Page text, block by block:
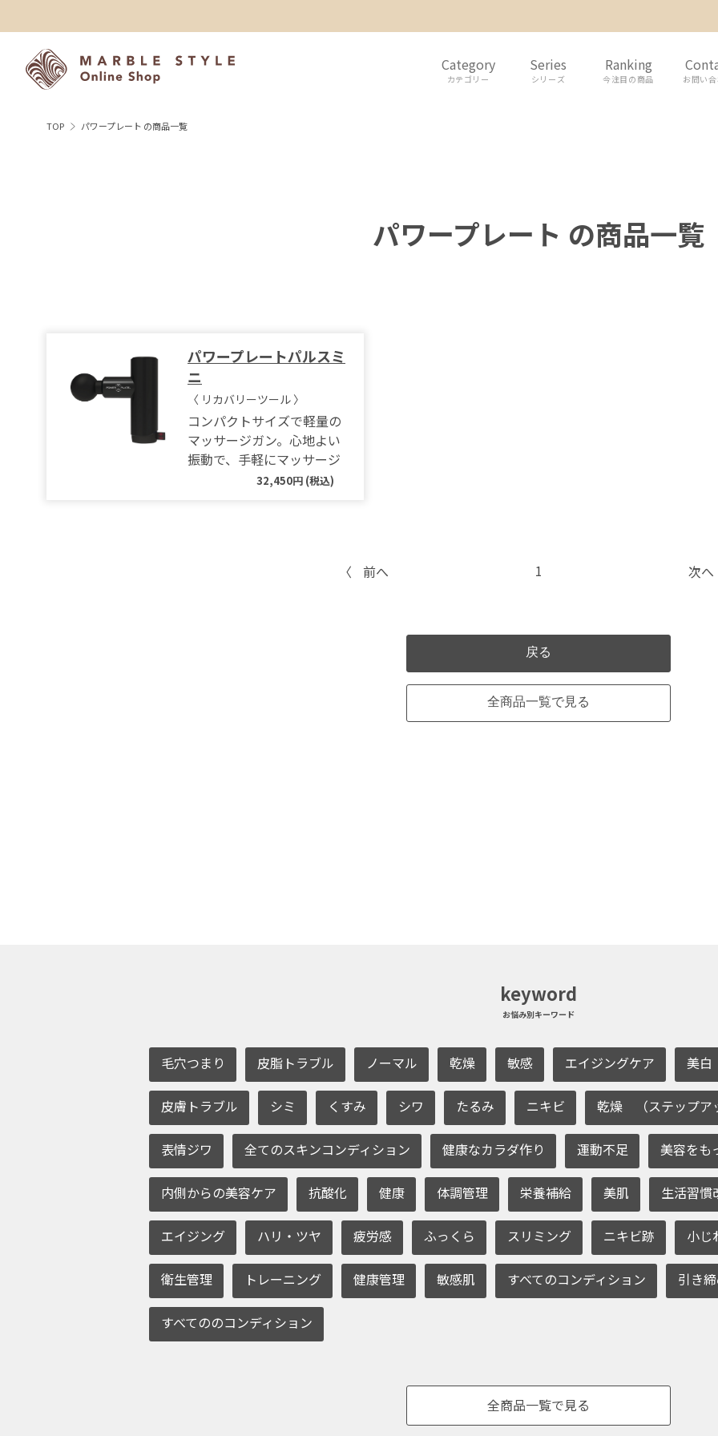
Category
カテゴリー
Series
シリーズ
Ranking
今注目の商品 お問い
TOP パワープレート の商品一覧
パワープレート の商品一覧
パワープレートパルスミ
ニ
〈 リカバリーツール 〉
コンパクトサイズで軽量の
マッサージガン。心地よい
振動で、手軽にマッサージ
32,450円 (税込)
前へ 1 次へ
戻る
全商品一覧で見る
keyword
お悩み別キーワード
毛穴つまり 皮脂トラブル ノーマル 乾燥 敏感 エイジングケア 美白
皮膚トラブル シミ くすみ シワ たるみ ニキビ 乾燥 （ステップア
表情ジワ 全てのスキンコンディション 健康なカラダ作り 運動不足 美容をも
内側からの美容ケア 抗酸化 健康 体調管理 栄養補給 美肌 生活習慣
エイジング ハリ・ツヤ 疲労感 ふっくら スリミング ニキビ跡 小じ
衛生管理 トレーニング 健康管理 敏感肌 すべてのコンディション 引き
すべてののコンディション
全商品一覧で見る